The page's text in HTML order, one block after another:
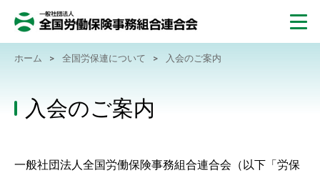
ホーム > 全国労保連について > 入会のご案内
入会のご案内
一般社団法人全国労働保険事務組合連合会（以下「労保